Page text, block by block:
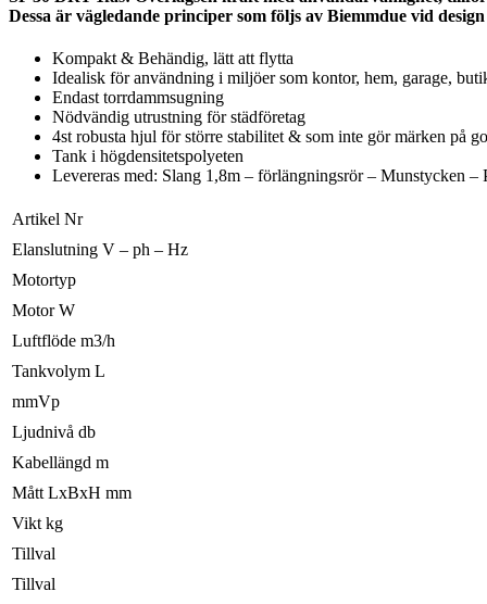
Dessa är vägledande principer som följs av Biemmdue vid
Kompakt & Behändig, lätt att flytta
Idealisk för användning i miljöer som kontor, hem, garage,
Endast torrdammsugning
Nödvändig utrustning för städföretag
4st robusta hjul för större stabilitet & som inte gör märken på
Tank i högdensitetspolyeten
Levereras med: Slang 1,8m – förlängningsrör – Munstycken –
Artikel Nr
Elanslutning V – ph – Hz
Motortyp
Motor W
Luftflöde m3/h
Tankvolym L
mmVp
Ljudnivå db
Kabellängd m
Mått LxBxH mm
Vikt kg
Tillval
Tillval